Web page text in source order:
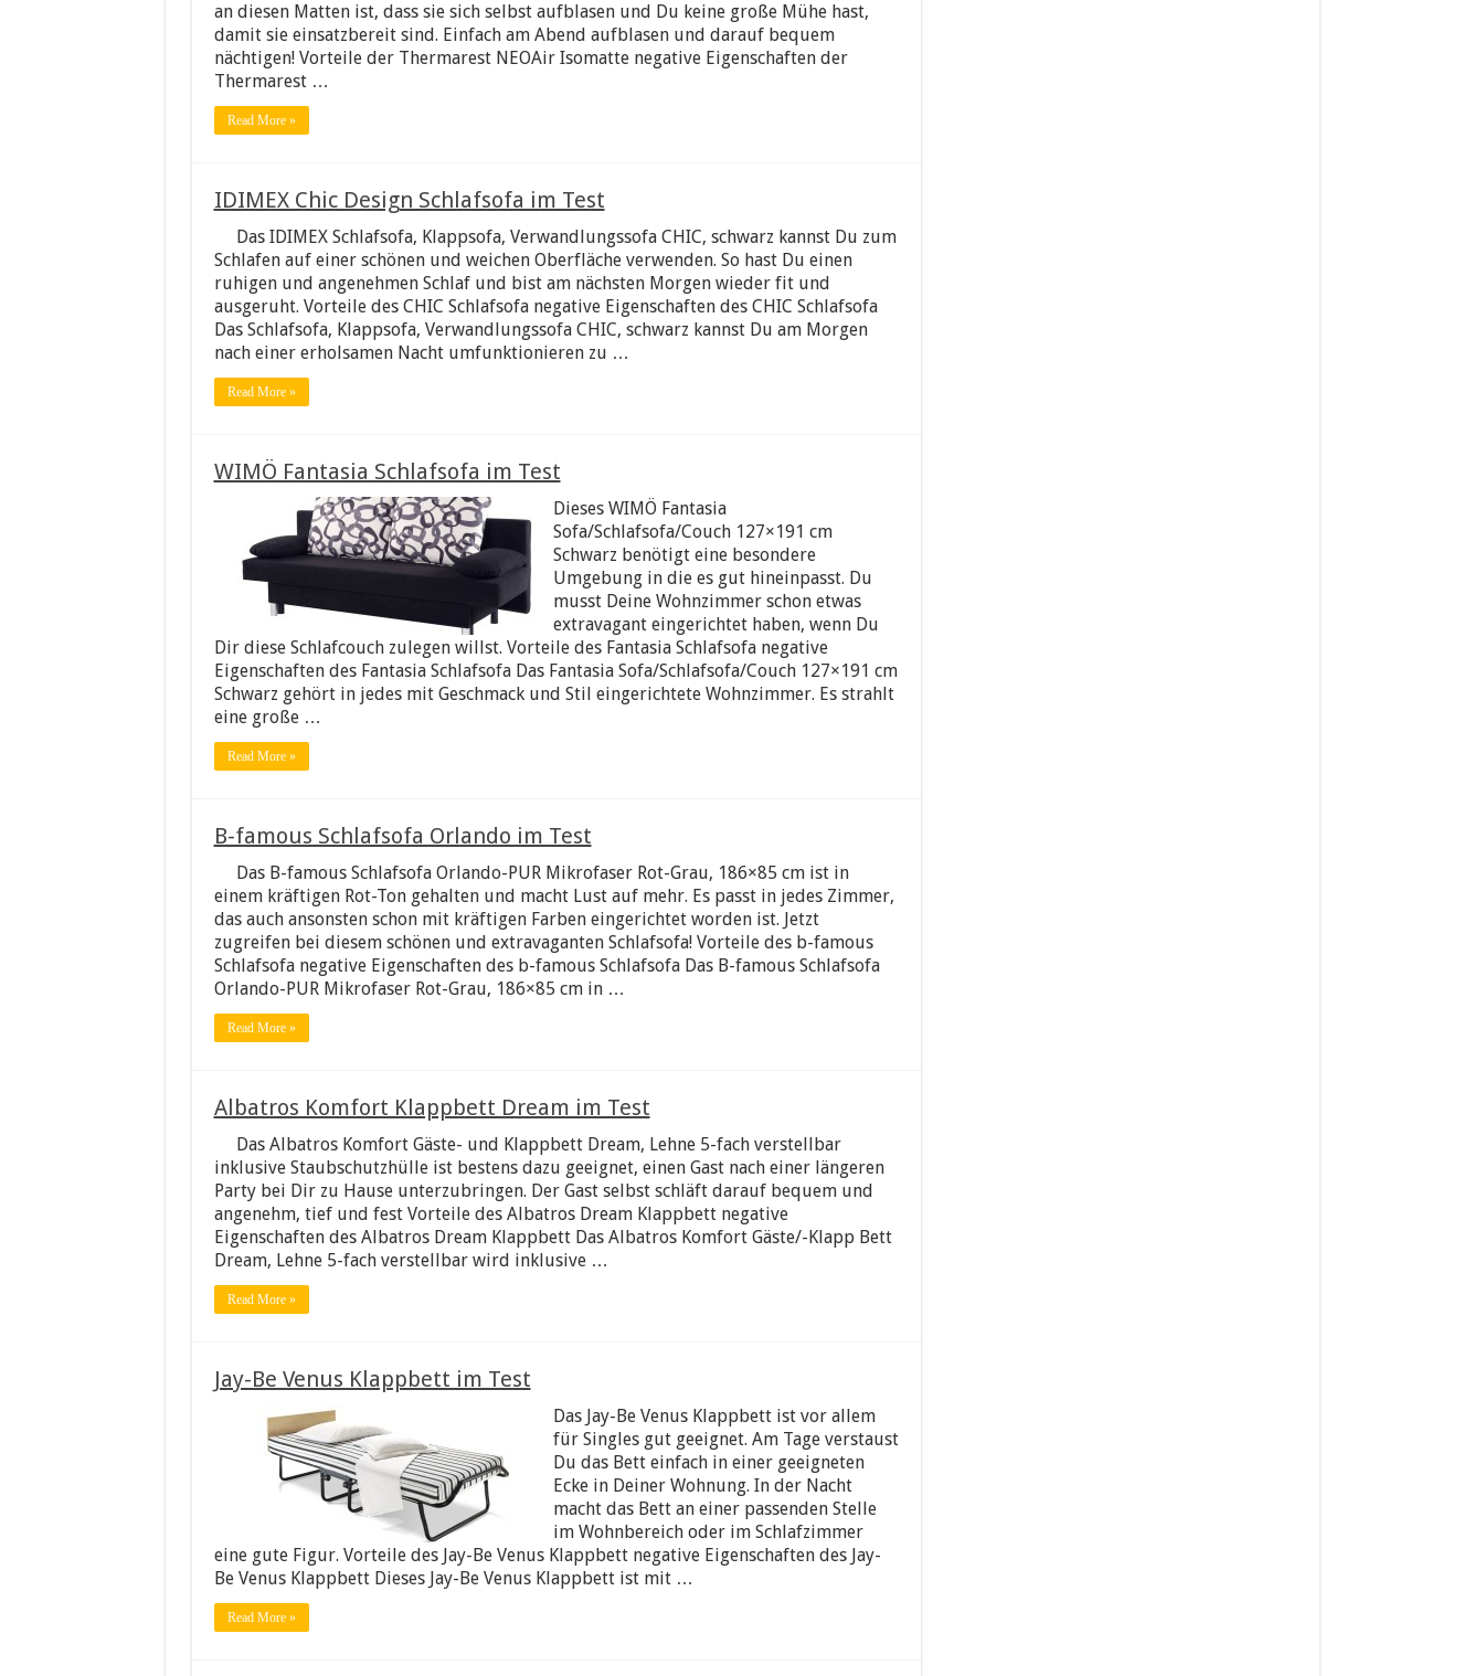
an diesen Matten ist, dass sie sich selbst aufblasen und Du keine große Mühe hast,
damit sie einsatzbereit sind. Einfach am Abend aufblasen und darauf bequem
nächtigen! Vorteile der Thermarest NEOAir Isomatte negative Eigenschaften der
Thermarest …
Read More »
IDIMEX Chic Design Schlafsofa im Test
Das IDIMEX Schlafsofa, Klappsofa, Verwandlungssofa CHIC, schwarz kannst Du zum
Schlafen auf einer schönen und weichen Oberfläche verwenden. So hast Du einen
ruhigen und angenehmen Schlaf und bist am nächsten Morgen wieder fit und
ausgeruht. Vorteile des CHIC Schlafsofa negative Eigenschaften des CHIC Schlafsofa
Das Schlafsofa, Klappsofa, Verwandlungssofa CHIC, schwarz kannst Du am Morgen
nach einer erholsamen Nacht umfunktionieren zu …
Read More »
WIMÖ Fantasia Schlafsofa im Test
Dieses WIMÖ Fantasia
Sofa/Schlafsofa/Couch 127×191 cm
Schwarz benötigt eine besondere
Umgebung in die es gut hineinpasst. Du
musst Deine Wohnzimmer schon etwas
extravagant eingerichtet haben, wenn Du
Dir diese Schlafcouch zulegen willst. Vorteile des Fantasia Schlafsofa negative
Eigenschaften des Fantasia Schlafsofa Das Fantasia Sofa/Schlafsofa/Couch 127×191 cm
Schwarz gehört in jedes mit Geschmack und Stil eingerichtete Wohnzimmer. Es strahlt
eine große …
Read More »
B-famous Schlafsofa Orlando im Test
Das B-famous Schlafsofa Orlando-PUR Mikrofaser Rot-Grau, 186×85 cm ist in
einem kräftigen Rot-Ton gehalten und macht Lust auf mehr. Es passt in jedes Zimmer,
das auch ansonsten schon mit kräftigen Farben eingerichtet worden ist. Jetzt
zugreifen bei diesem schönen und extravaganten Schlafsofa! Vorteile des b-famous
Schlafsofa negative Eigenschaften des b-famous Schlafsofa Das B-famous Schlafsofa
Orlando-PUR Mikrofaser Rot-Grau, 186×85 cm in …
Read More »
Albatros Komfort Klappbett Dream im Test
Das Albatros Komfort Gäste- und Klappbett Dream, Lehne 5-fach verstellbar
inklusive Staubschutzhülle ist bestens dazu geeignet, einen Gast nach einer längeren
Party bei Dir zu Hause unterzubringen. Der Gast selbst schläft darauf bequem und
angenehm, tief und fest Vorteile des Albatros Dream Klappbett negative
Eigenschaften des Albatros Dream Klappbett Das Albatros Komfort Gäste/-Klapp Bett
Dream, Lehne 5-fach verstellbar wird inklusive …
Read More »
Jay-Be Venus Klappbett im Test
Das Jay-Be Venus Klappbett ist vor allem
für Singles gut geeignet. Am Tage verstaust
Du das Bett einfach in einer geeigneten
Ecke in Deiner Wohnung. In der Nacht
macht das Bett an einer passenden Stelle
im Wohnbereich oder im Schlafzimmer
eine gute Figur. Vorteile des Jay-Be Venus Klappbett negative Eigenschaften des Jay-
Be Venus Klappbett Dieses Jay-Be Venus Klappbett ist mit …
Read More »